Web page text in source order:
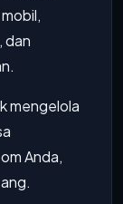
dan
mengelola
Anda,